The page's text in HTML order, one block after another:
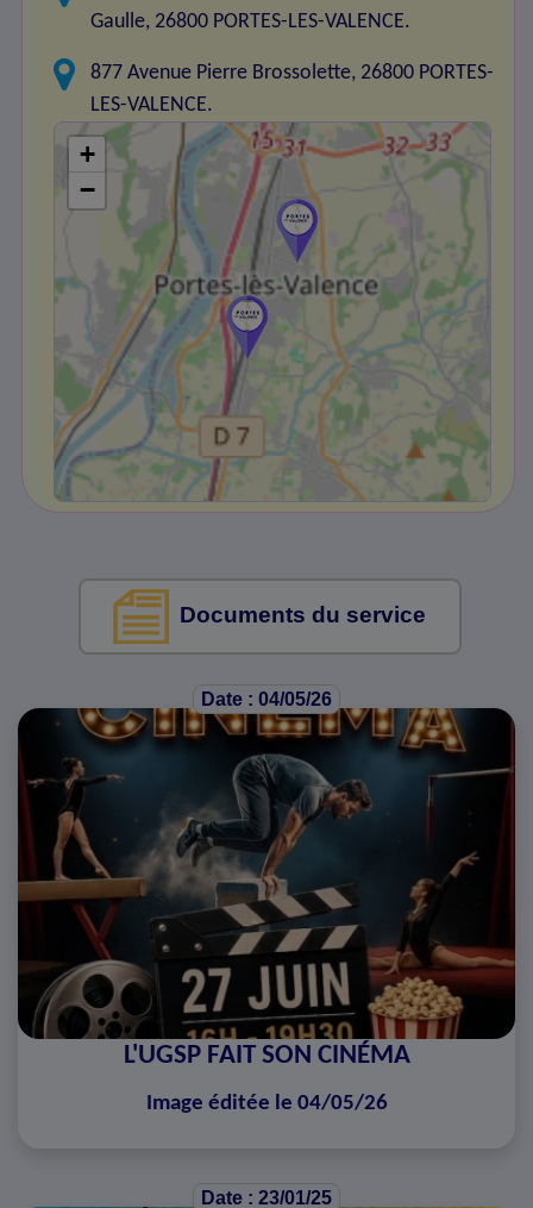
Gaulle, 26800 PORTES-LES-VALENCE.
877 Avenue Pierre Brossolette, 26800 PORTES-
LES-VALENCE.
+
−
Documents du service
Date : 04/05/26
L'UGSP FAIT SON CINÉMA
Image éditée le 04/05/26
Date : 23/01/25